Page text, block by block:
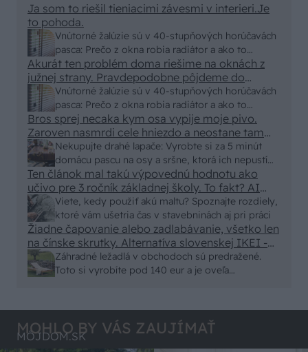
Vnútorné žalúzie sú v 40-stupňových horúčavách
pasca: Prečo z okna robia radiátor a ako to
vyriešiť za pár eur?
Ja som to riešil tieniacimi závesmi v interieri.Je
to pohoda.
Vnútorné žalúzie sú v 40-stupňových horúčavách
pasca: Prečo z okna robia radiátor a ako to
vyriešiť za pár eur?
Akurát ten problém doma riešime na oknách z
južnej strany. Pravdepodobne pôjdeme do
vonkajšieho tienenia na spôsob markízy
250x150cm. Čínsky predajcovia idú okolo 100
eur kus.
Nekupujte drahé lapače: Vyrobte si za 5 minút
domácu pascu na osy a sršne, ktorá ich nepustí
von
Bros sprej necaka kym osa vypije moje pivo.
Zaroven nasmrdi cele hniezdo a neostane tam
nic zive. Vasa pasca naucinke moc efektivne.
Skor pritiahne slimaky
Viete, kedy použiť akú maltu? Spoznajte rozdiely,
ktoré vám ušetria čas v stavebninách aj pri práci
Ten článok mal takú výpovednú hodnotu ako
učivo pre 3 ročník základnej školy. To fakt? AI
alebo nejaka kniha z VŠ? Dnešné rychlotvrdnuce
malty - pevnosť 40 Mpa a doba schnutia tak 15
minut , k tomu vodotesné s kryštálikou. A rozdiel
- schnutie a zretie. Nič?
Záhradné ležadlá v obchodoch sú predražené.
Toto si vyrobíte pod 140 eur a je oveľa
Žiadne čapovanie alebo zadlabávanie, všetko len
na čínske skrutky. Alternatíva slovenskej IKEI -
čo sa týka pevnosti. Autor si nedal veľa námahy s
remeselným spracovaním, škoda. No lepšie než
MOHLO BY VÁS ZAUJÍMAŤ
MÔJDOM.SK